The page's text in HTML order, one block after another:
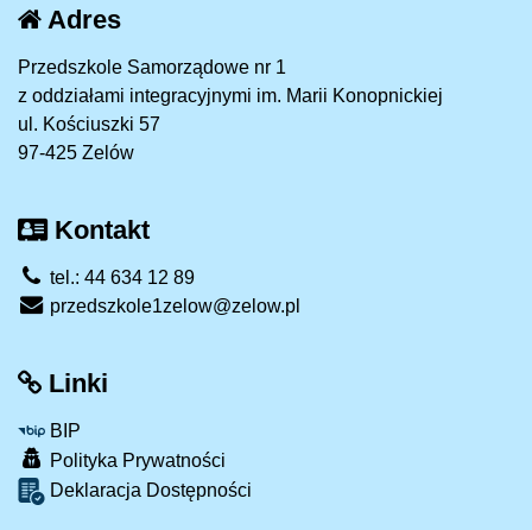
Adres
Przedszkole Samorządowe nr 1
z oddziałami integracyjnymi im. Marii Konopnickiej
ul. Kościuszki 57
97-425 Zelów
Kontakt
tel.: 44 634 12 89
przedszkole1zelow@zelow.pl
Linki
BIP
Polityka Prywatności
Deklaracja Dostępności